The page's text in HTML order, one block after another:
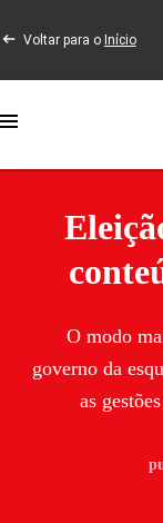
Voltar para o Início
O modo
governo da
as